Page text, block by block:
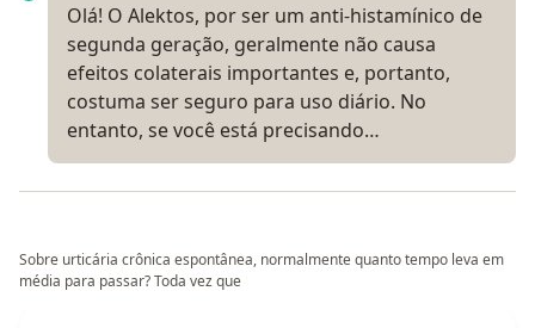
Olá! O Alektos, por ser um anti-histamínico de
segunda geração, geralmente não causa
efeitos colaterais importantes e, portanto,
costuma ser seguro para uso diário. No
entanto, se você está precisando…
Sobre urticária crônica espontânea, normalmente quanto tempo leva em
média para passar? Toda vez que